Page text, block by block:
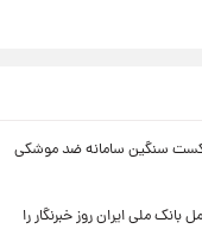
شکست سنگین سامانه ضد موشکی
بانک ملی ایران روز خبرنگار را